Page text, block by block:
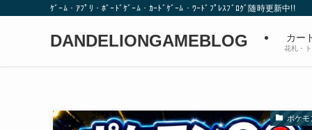
ｹﾞｰﾑ・ｱﾌﾟﾘ・ﾎﾞｰﾄﾞｹﾞｰﾑ・ｶｰﾄﾞｹﾞｰﾑ・ﾜｰﾄﾞﾌﾟﾚｽﾌﾞﾛｸﾞ随時更新中!!
DANDELIONGAMEBLOG カー
花札・
ポケモ